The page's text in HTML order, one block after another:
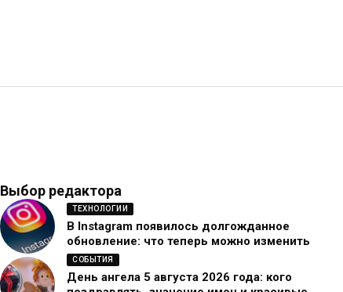
Выбор редактора
ТЕХНОЛОГИИ
В Instagram появилось долгожданное
обновление: что теперь можно изменить
СОБЫТИЯ
День ангела 5 августа 2026 года: кого